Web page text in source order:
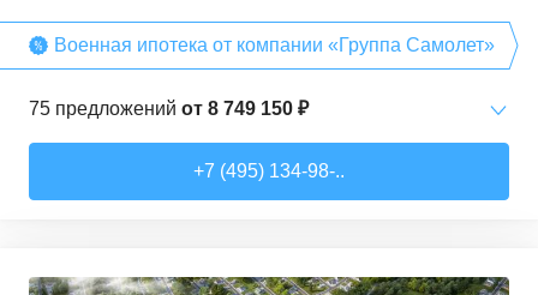
Военная ипотека от компании «Группа Самолет»
75 предложений от 8 749 150 ₽
32,74–49,35м² 40 предложений
+7 (495) 134-98-..